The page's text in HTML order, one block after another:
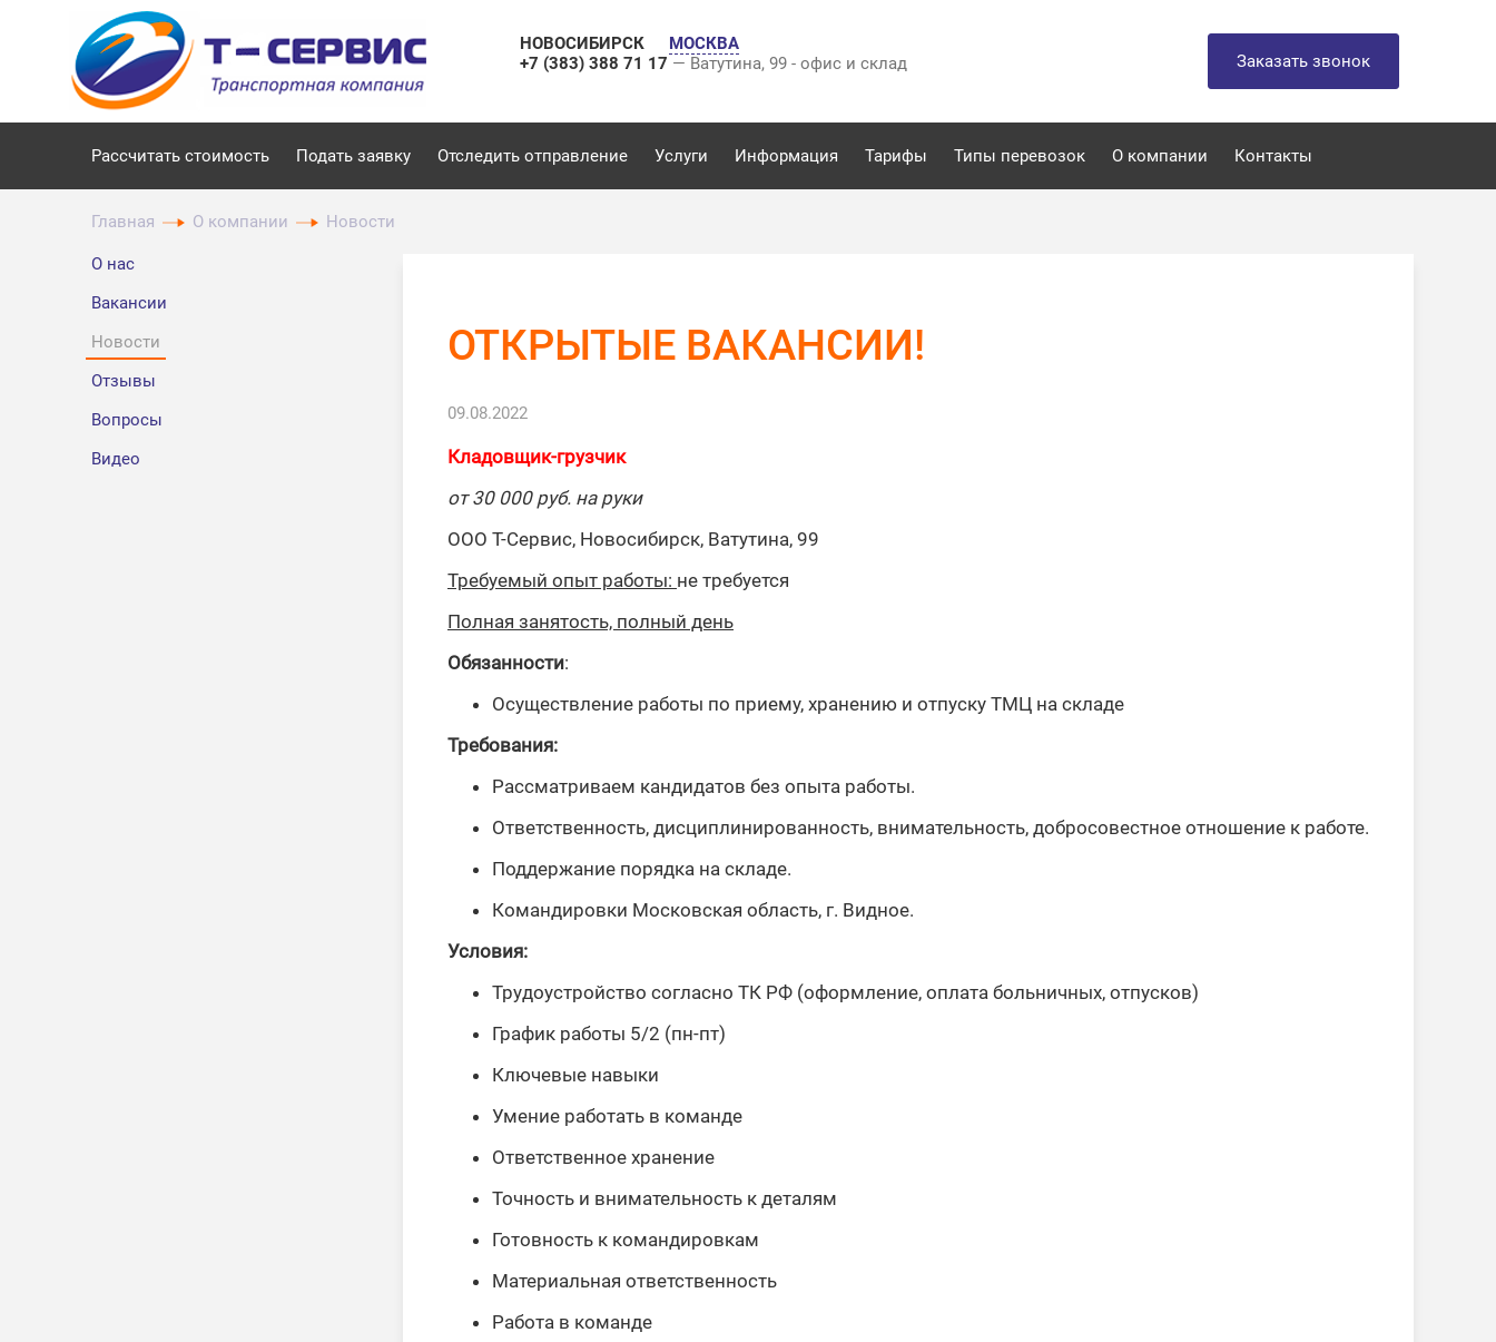
НОВОСИБИРСК
МОСКВА
+7 (383) 388 71 17 — Ватутина, 99 - офис и склад Заказать звонок
Рассчитать стоимость Подать заявку Отследить отправление Услуги Информация Тарифы Типы перевозок О компании Контакты
Главная О компании Новости
О нас
Вакансии
Новости
Отзывы
Вопросы
Видео
ОТКРЫТЫЕ ВАКАНСИИ!
09.08.2022
Кладовщик-грузчик
от 30 000 руб. на руки
ООО Т-Сервис, Новосибирск, Ватутина, 99
Требуемый опыт работы: не требуется
Полная занятость, полный день
Обязанности:
Осуществление работы по приему, хранению и отпуску ТМЦ на складе
Требования:
Рассматриваем кандидатов без опыта работы.
Ответственность, дисциплинированность, внимательность, добросовестное отношение к работе.
Поддержание порядка на складе.
Командировки Московская область, г. Видное.
Условия:
Трудоустройство согласно ТК РФ (оформление, оплата больничных, отпусков)
График работы 5/2 (пн-пт)
Ключевые навыки
Умение работать в команде
Ответственное хранение
Точность и внимательность к деталям
Готовность к командировкам
Материальная ответственность
Работа в команде